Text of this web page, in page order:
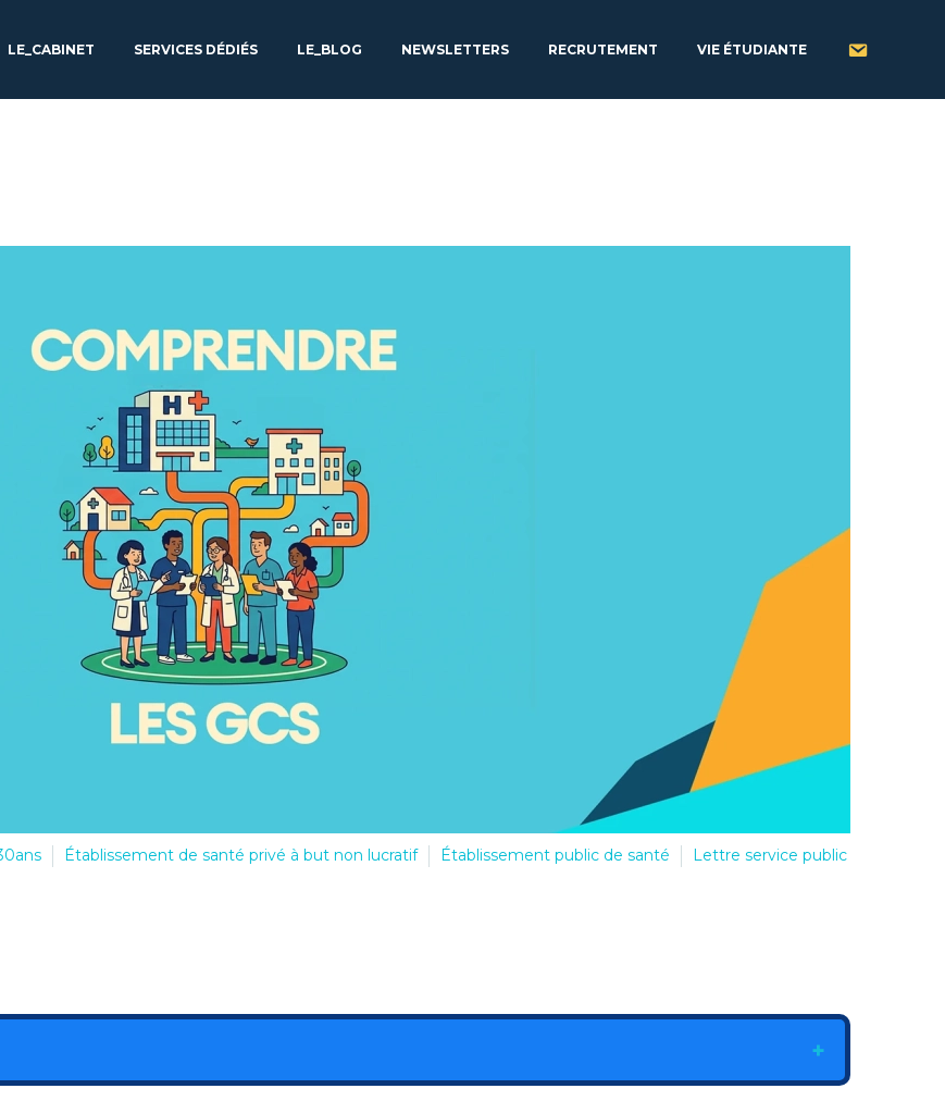
LE_CABINET SERVICES DÉDIÉS LE_BLOG NEWSLETTERS RECRUTEMENT VIE ÉTUDIANTE
Établissement de santé privé à but non lucratif Établissement public de santé Lettre service public